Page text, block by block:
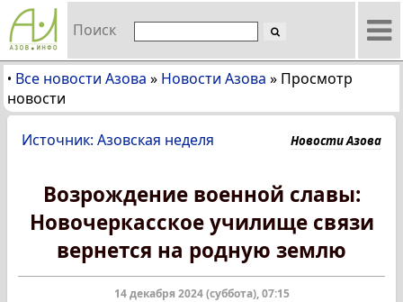
Поиск
• Все новости Азова » Новости Азова » Просмотр
новости
Источник: Азовская неделя Новости Азова
Возрождение военной славы:
Новочеркасское училище связи
вернется на родную землю
14 декабря 2024 (суббота), 07:15